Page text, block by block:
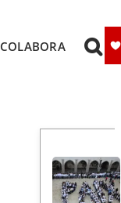
COLABORA